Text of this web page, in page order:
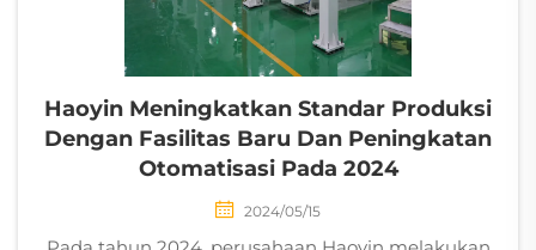
Haoyin Meningkatkan Standar Produksi
Dengan Fasilitas Baru Dan Peningkatan
Otomatisasi Pada 2024
2024/05/15